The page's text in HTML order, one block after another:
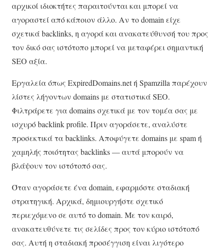
αρχικοί ιδιοκτήτες παραιτούνται και μπορεί να
αγοραστεί από κάποιον άλλο. Αν το domain είχε
σχετικά backlinks, η αγορά και ανακατεύθυνσή του προς
τον δικό σας ιστότοπο μπορεί να μεταφέρει σημαντική
SEO αξία.
Εργαλεία όπως ExpiredDomains.net ή Spamzilla παρέχουν
λίστες λήγοντων domains με στατιστικά SEO.
Φιλτράρετε για domains σχετικά με τον τομέα σας με
ισχυρό backlink profile. Πριν αγοράσετε, αναλύστε
προσεκτικά τα backlinks. Αποφύγετε domains με spam ή
χαμηλής ποιότητας backlinks — αυτά μπορούν να
βλάψουν τον ιστότοπό σας.
Όταν αγοράσετε ένα domain, εφαρμόστε σταδιακή
στρατηγική. Αρχικά, δημιουργήστε σχετικό
περιεχόμενο σε αυτό το domain. Με τον καιρό,
ανακατευθύνετε τις σελίδες προς τον κύριο ιστότοπό
σας. Αυτή η σταδιακή προσέγγιση είναι λιγότερο